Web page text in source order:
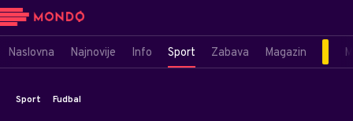
Naslovna Najnovije Info Sport Zabava Magazin
Sport Fudbal